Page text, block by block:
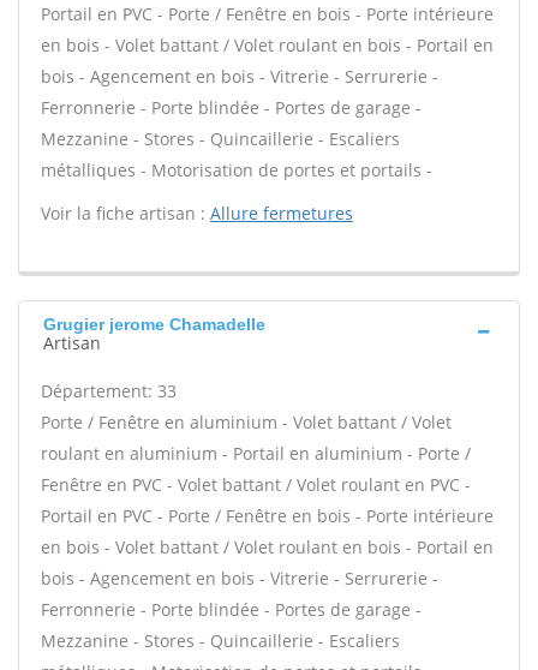
Portail en PVC - Porte / Fenêtre en bois - Porte intérieure
en bois - Volet battant / Volet roulant en bois - Portail en
bois - Agencement en bois - Vitrerie - Serrurerie -
Ferronnerie - Porte blindée - Portes de garage -
Mezzanine - Stores - Quincaillerie - Escaliers
métalliques - Motorisation de portes et portails -
Voir la fiche artisan : Allure fermetures
Grugier jerome Chamadelle
Artisan
Département: 33
Porte / Fenêtre en aluminium - Volet battant / Volet
roulant en aluminium - Portail en aluminium - Porte /
Fenêtre en PVC - Volet battant / Volet roulant en PVC -
Portail en PVC - Porte / Fenêtre en bois - Porte intérieure
en bois - Volet battant / Volet roulant en bois - Portail en
bois - Agencement en bois - Vitrerie - Serrurerie -
Ferronnerie - Porte blindée - Portes de garage -
Mezzanine - Stores - Quincaillerie - Escaliers